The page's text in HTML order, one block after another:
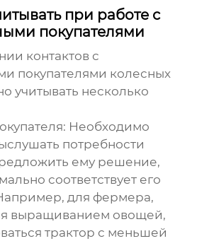
при работе с
покупателями
контактов с
покупателями колесных
учитывать несколько
Необходимо
потребности
ему решение,
соответствует его
для фермера,
выращиванием овощей,
трактор с меньшей